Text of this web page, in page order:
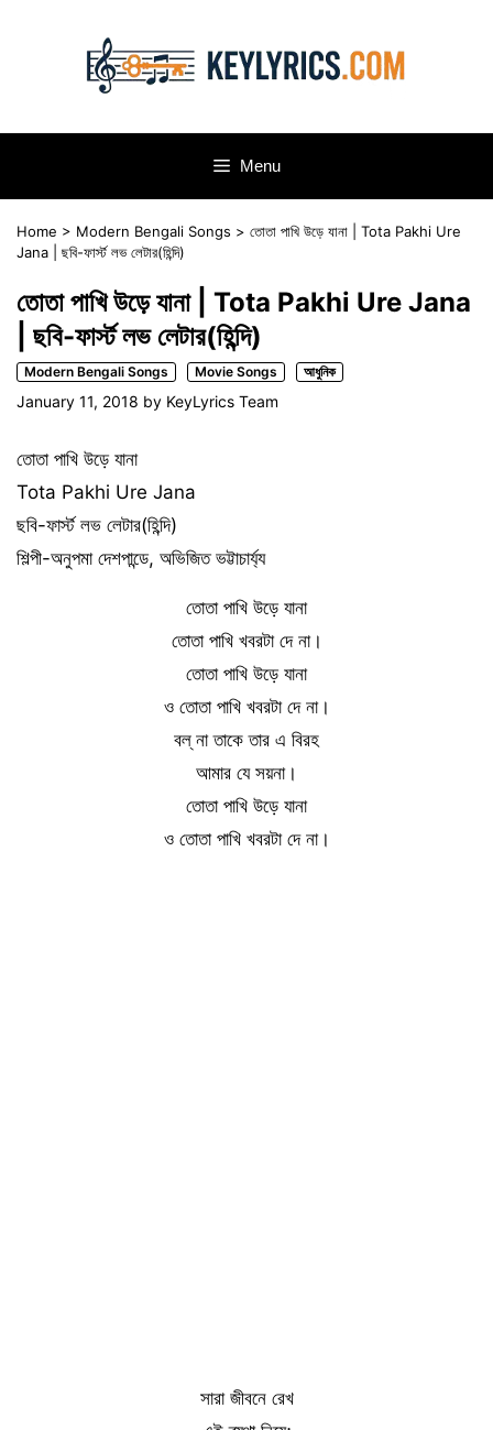
Menu
Home > Modern Bengali Songs > তোতা পাখি উড়ে যানা | Tota Pakhi Ure
Jana | ছবি-ফার্স্ট লভ লেটার(হিন্দি)
তোতা পাখি উড়ে যানা | Tota Pakhi Ure Jana
| ছবি-ফার্স্ট লভ লেটার(হিন্দি)
Modern Bengali Songs Movie Songs আধুনিক
January 11, 2018 by KeyLyrics Team
তোতা পাখি উড়ে যানা
Tota Pakhi Ure Jana
ছবি-ফার্স্ট লভ লেটার(হিন্দি)
শিল্পী-অনুপমা দেশপান্ডে, অভিজিত ভট্টাচার্য্য
তোতা পাখি উড়ে যানা
তোতা পাখি খবরটা দে না।
তোতা পাখি উড়ে যানা
ও তোতা পাখি খবরটা দে না।
বল্ না তাকে তার এ বিরহ
আমার যে সয়না।
তোতা পাখি উড়ে যানা
ও তোতা পাখি খবরটা দে না।
সারা জীবনে রেখ